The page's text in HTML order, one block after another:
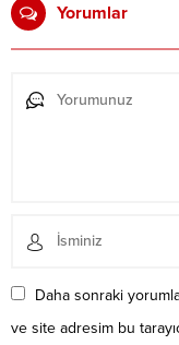
Yorumlar
Daha sonraki
ve site adresim bu